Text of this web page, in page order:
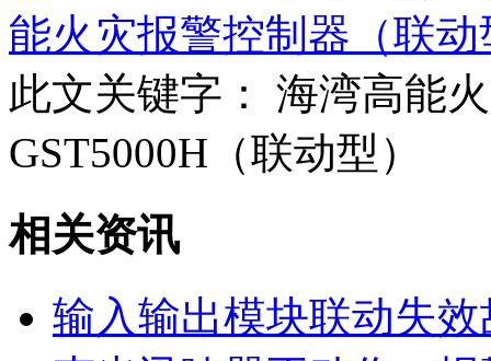
能火灾报警控制器（联动
此文关键字：
海湾高能
GST5000H（联动型）
相关资讯
输入输出模块联动失效